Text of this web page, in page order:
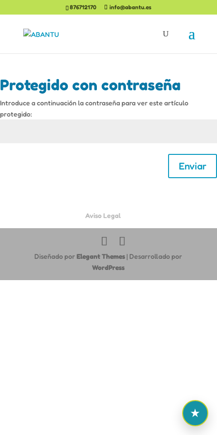
876712170 info@abantu.es
Protegido con contraseña
Introduce a continuación la contraseña para ver este artículo
protegido:
Enviar
Aviso Legal
Diseñado porElegant Themes | Desarrollado por
WordPress